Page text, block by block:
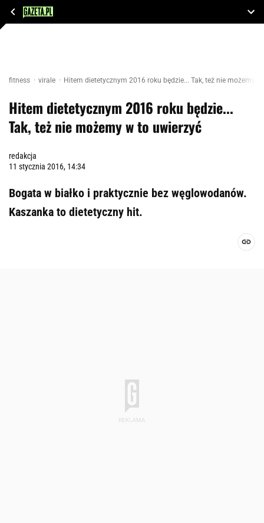
fitness virale Hitem dietetycznym 2016 roku będzie... Tak, też nie możemy
Hitem dietetycznym 2016 roku będzie...
Tak, też nie możemy w to uwierzyć
redakcja
11 stycznia 2016, 14:34
Bogata w białko i praktycznie bez węglowodanów.
Kaszanka to dietetyczny hit.